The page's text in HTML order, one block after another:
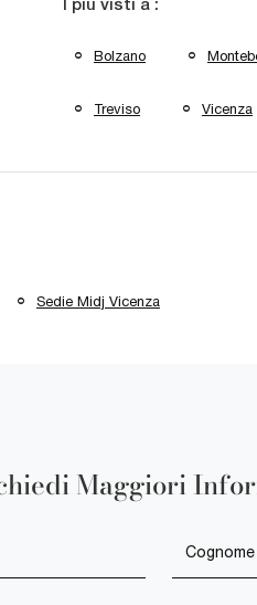
I più visti a :
Bolzano
Treviso Vicenza
Sedie Midj Vicenza
Maggiori